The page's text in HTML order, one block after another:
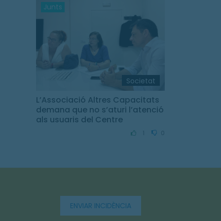
Junts
Societat
L’Associació Altres Capacitats
demana que no s’aturi l’atenció
als usuaris del Centre
ENVIAR INCIDÈNCIA